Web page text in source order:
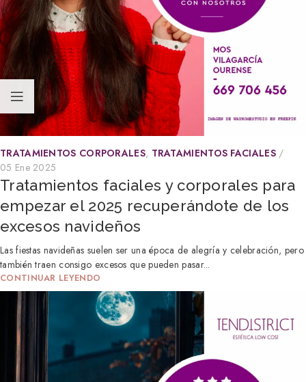
TRATAMIENTOS CORPORALES, TRATAMIENTOS FACIALES
05 Ene 2025
Tratamientos faciales y corporales para
empezar el 2025 recuperándote de los
excesos navideños
Las fiestas navideñas suelen ser una época de alegría y celebración, pero
también traen consigo excesos que pueden pasar...
CONTINUAR LEYENDO